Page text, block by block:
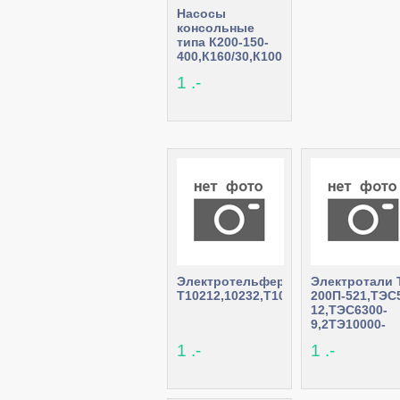
Насосы
консольные
типа К200-150-
400,К160/30,К100-
1 .-
Электротельфера
1 .-
Электротали
200П-
12,ТЭС6300-
9,2ТЭ10000-
1 .-